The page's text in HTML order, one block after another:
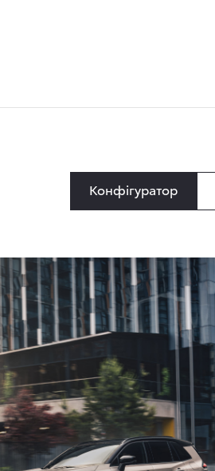
Конфігуратор